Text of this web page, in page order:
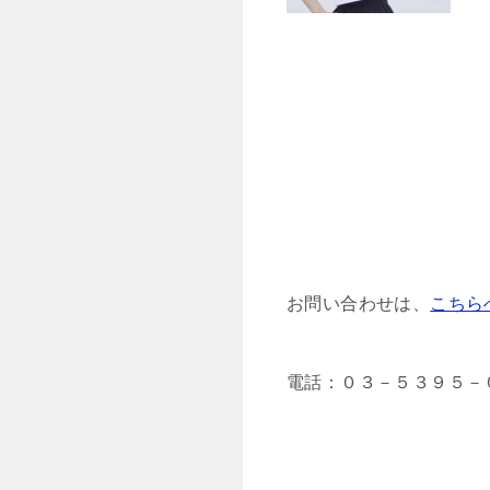
お問い合わせは、 こちら
電話：０３－５３９５－